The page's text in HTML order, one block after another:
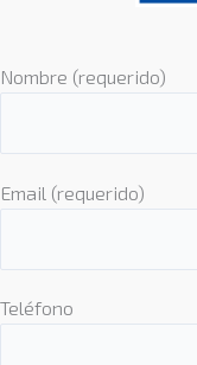
Nombre (requerido)
Email (requerido)
Teléfono